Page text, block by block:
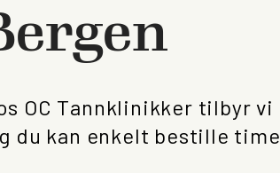
OC Tannklinikker tilbyr vi
du kan enkelt bestille time